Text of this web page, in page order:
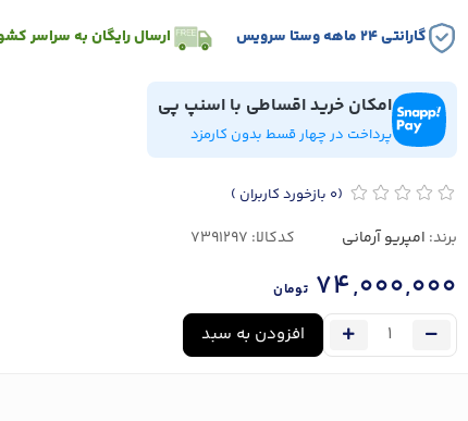
گارانتی ۲۴ ماهه وستا سرویس ارسال رایگان به سراسر
امکان خرید اقساطی با اسنپ پی
پرداخت در چهار قسط بدون کارمزد
(0 بازخورد کاربران )
برند: امپریو آرمانی کدکالا:
74,000,000 تومان
افزودن به سبد